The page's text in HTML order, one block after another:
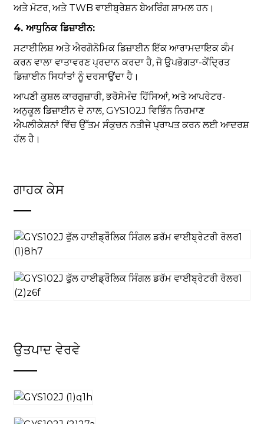
ਅਤੇ ਮੋਟਰ, ਅਤੇ TWB ਵਾਈਬ੍ਰੇਸ਼ਨ ਬੇਅਰਿੰਗ ਸ਼ਾਮਲ ਹਨ।
4. ਆਧੁਨਿਕ ਡਿਜ਼ਾਈਨ:
ਸਟਾਈਲਿਸ਼ ਅਤੇ ਐਰਗੋਨੋਮਿਕ ਡਿਜ਼ਾਈਨ ਇੱਕ ਆਰਾਮਦਾਇਕ ਕੰਮ
ਕਰਨ ਵਾਲਾ ਵਾਤਾਵਰਣ ਪ੍ਰਦਾਨ ਕਰਦਾ ਹੈ, ਜੋ ਉਪਭੋਗਤਾ-ਕੇਂਦ੍ਰਿਤ
ਡਿਜ਼ਾਈਨ ਸਿਧਾਂਤਾਂ ਨੂੰ ਦਰਸਾਉਂਦਾ ਹੈ।
ਆਪਣੀ ਕੁਸ਼ਲ ਕਾਰਗੁਜ਼ਾਰੀ, ਭਰੋਸੇਮੰਦ ਹਿੱਸਿਆਂ, ਅਤੇ ਆਪਰੇਟਰ-
ਅਨੁਕੂਲ ਡਿਜ਼ਾਈਨ ਦੇ ਨਾਲ, GYS102J ਵਿਭਿੰਨ ਨਿਰਮਾਣ
ਐਪਲੀਕੇਸ਼ਨਾਂ ਵਿੱਚ ਉੱਤਮ ਸੰਕੁਚਨ ਨਤੀਜੇ ਪ੍ਰਾਪਤ ਕਰਨ ਲਈ ਆਦਰਸ਼
ਹੱਲ ਹੈ।
ਗਾਹਕ ਕੇਸ
ਉਤਪਾਦ ਵੇਰਵੇ